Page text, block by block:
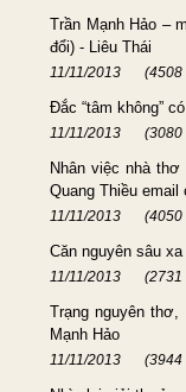
Trần Mạnh Hảo –
đổi) - Liêu Thái
11/11/2013 (4508
Đắc “tâm không”
11/11/2013 (3080
Nhân việc nhà
Quang Thiều email
11/11/2013 (4050
Căn nguyên sâu
11/11/2013 (2731
Trạng nguyên thơ,
Mạnh Hảo
11/11/2013 (3944